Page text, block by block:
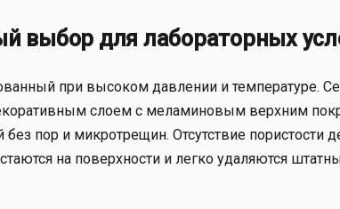
выбор для лабораторных
при высоком давлении и температуре.
слоем с меламиновым верхним
без пор и микротрещин. Отсутствие пористости
на поверхности и легко удаляются